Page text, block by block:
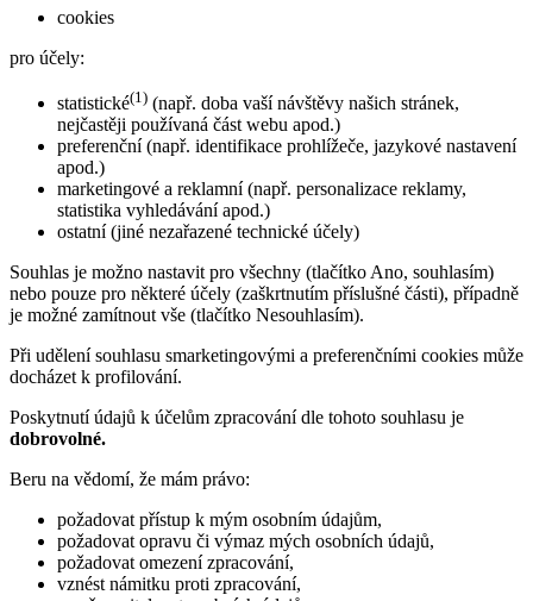
cookies
pro účely:
statistické(1) (např. doba vaší návštěvy našich stránek,
nejčastěji používaná část webu apod.)
preferenční (např. identifikace prohlížeče, jazykové nastavení
apod.)
marketingové a reklamní (např. personalizace reklamy,
statistika vyhledávání apod.)
ostatní (jiné nezařazené technické účely)
Souhlas je možno nastavit pro všechny (tlačítko Ano, souhlasím)
nebo pouze pro některé účely (zaškrtnutím příslušné části), případně
je možné zamítnout vše (tlačítko Nesouhlasím).
Při udělení souhlasu smarketingovými a preferenčními cookies může
docházet k profilování.
Poskytnutí údajů k účelům zpracování dle tohoto souhlasu je
dobrovolné.
Beru na vědomí, že mám právo:
požadovat přístup k mým osobním údajům,
požadovat opravu či výmaz mých osobních údajů,
požadovat omezení zpracování,
vznést námitku proti zpracování,